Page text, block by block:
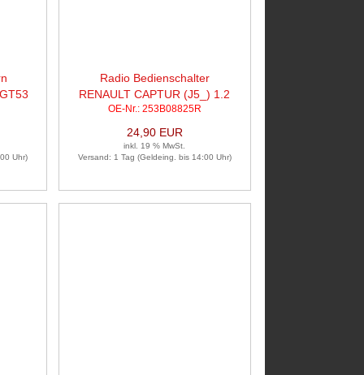
Uhr)
Radio Bedienschalter
RENAULT CAPTUR (J5_) 1.2
TCE 120
OE-Nr.: 253B08825R
24,90 EUR
inkl. 19 % MwSt.
Versand: 1 Tag (Geldeing. bis 14:00 Uhr)